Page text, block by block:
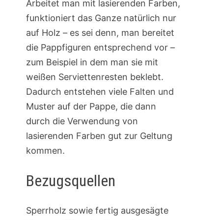
Arbeitet man mit lasierenden Farben,
funktioniert das Ganze natürlich nur
auf Holz – es sei denn, man bereitet
die Pappfiguren entsprechend vor –
zum Beispiel in dem man sie mit
weißen Serviettenresten beklebt.
Dadurch entstehen viele Falten und
Muster auf der Pappe, die dann
durch die Verwendung von
lasierenden Farben gut zur Geltung
kommen.
Bezugsquellen
Sperrholz sowie fertig ausgesägte